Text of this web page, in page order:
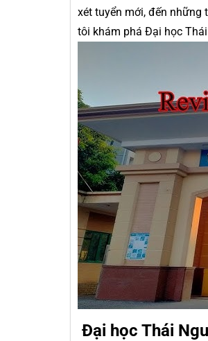
xét tuyển mới, đến những
tôi khám phá Đại học
Đại học Thái